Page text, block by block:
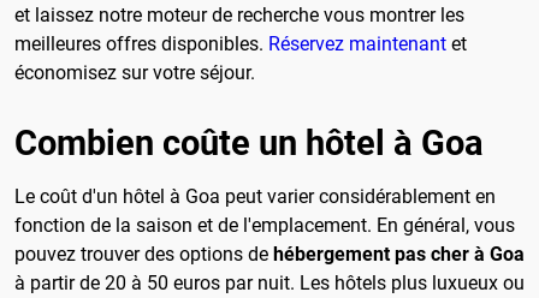
et laissez notre moteur de recherche vous montrer les
meilleures offres disponibles. Réservez maintenant et
économisez sur votre séjour.
Combien coûte un hôtel à Goa
Le coût d'un hôtel à Goa peut varier considérablement en
fonction de la saison et de l'emplacement. En général, vous
pouvez trouver des options de hébergement pas cher à Goa
à partir de 20 à 50 euros par nuit. Les hôtels plus luxueux ou